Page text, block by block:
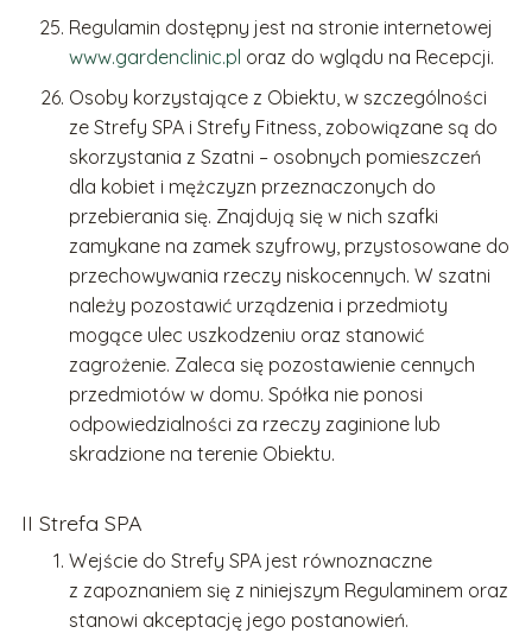
Regulamin dostępny jest na stronie internetowej
www.gardenclinic.pl oraz do wglądu na Recepcji.
Osoby korzystające z Obiektu, w szczególności
ze Strefy SPA i Strefy Fitness, zobowiązane są do
skorzystania z Szatni – osobnych pomieszczeń
dla kobiet i mężczyzn przeznaczonych do
przebierania się. Znajdują się w nich szafki
zamykane na zamek szyfrowy, przystosowane do
przechowywania rzeczy niskocennych. W szatni
należy pozostawić urządzenia i przedmioty
mogące ulec uszkodzeniu oraz stanowić
zagrożenie. Zaleca się pozostawienie cennych
przedmiotów w domu. Spółka nie ponosi
odpowiedzialności za rzeczy zaginione lub
skradzione na terenie Obiektu.
II Strefa SPA
Wejście do Strefy SPA jest równoznaczne
z zapoznaniem się z niniejszym Regulaminem oraz
stanowi akceptację jego postanowień.